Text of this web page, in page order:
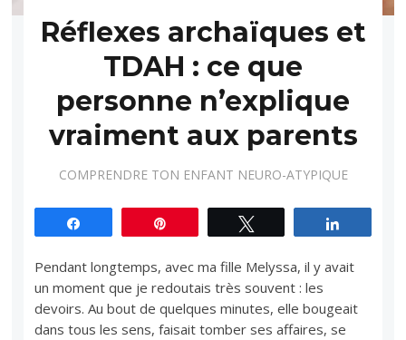
Réflexes archaïques et
TDAH : ce que
personne n’explique
vraiment aux parents
COMPRENDRE TON ENFANT NEURO-ATYPIQUE
Pendant longtemps, avec ma fille Melyssa, il y avait
un moment que je redoutais très souvent : les
devoirs. Au bout de quelques minutes, elle bougeait
dans tous les sens, faisait tomber ses affaires, se